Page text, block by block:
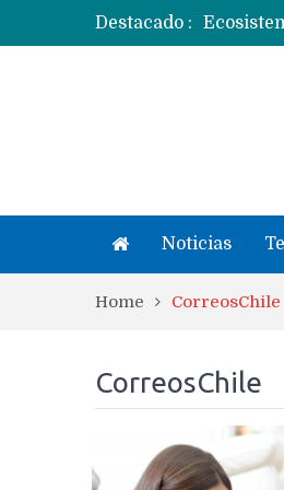
Destacado :
Noticias
Home CorreosChile
CorreosChile